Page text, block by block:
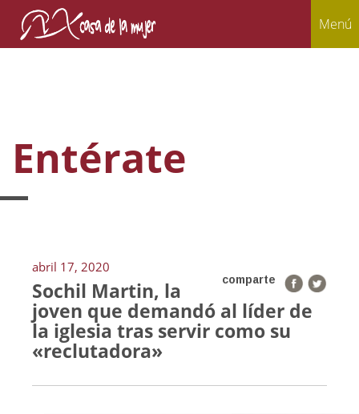
Menú
Entérate
abril 17, 2020
comparte
Sochil Martin, la
joven que demandó al líder de
la iglesia tras servir como su
«reclutadora»